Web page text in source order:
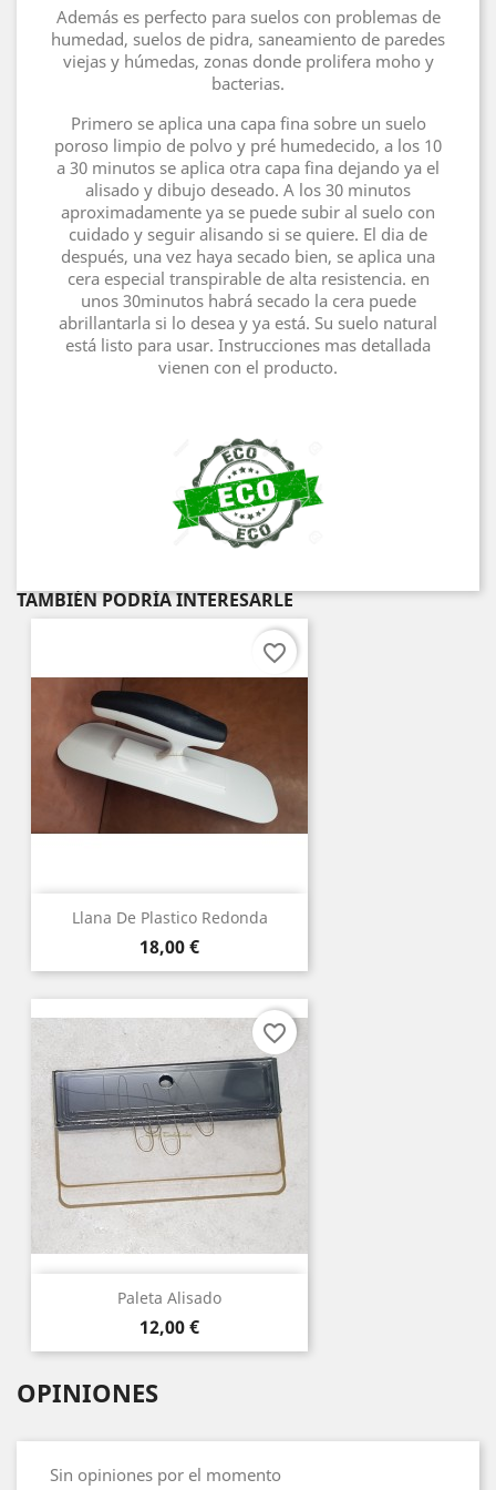
Además es perfecto para suelos con problemas de
humedad, suelos de pidra, saneamiento de paredes
viejas y húmedas, zonas donde prolifera moho y
bacterias.
Primero se aplica una capa fina sobre un suelo
poroso limpio de polvo y pré humedecido, a los 10
a 30 minutos se aplica otra capa fina dejando ya el
alisado y dibujo deseado. A los 30 minutos
aproximadamente ya se puede subir al suelo con
cuidado y seguir alisando si se quiere. El dia de
después, una vez haya secado bien, se aplica una
cera especial transpirable de alta resistencia. en
unos 30minutos habrá secado la cera puede
abrillantarla si lo desea y ya está. Su suelo natural
está listo para usar. Instrucciones mas detallada
vienen con el producto.
TAMBIÉN PODRÍA INTERESARLE
Llana De Plastico Redonda
Precio
18,00 €
favorite_border
Paleta Alisado
Precio
12,00 €
favorite_border
OPINIONES
Sin opiniones por el momento